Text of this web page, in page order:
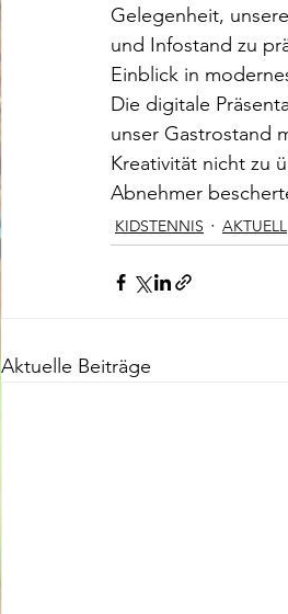
Gelegenheit,
und Infostand zu
Einblick in
Die digitale
unser Gastrostand
Kreativität nicht zu
Abnehmer
KIDSTENNIS AKTUELL
Aktuelle Beiträge